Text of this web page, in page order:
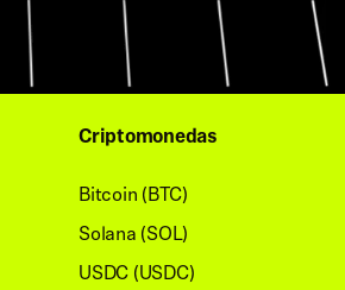
Criptomonedas
Bitcoin (BTC)
Solana (SOL)
USDC (USDC)